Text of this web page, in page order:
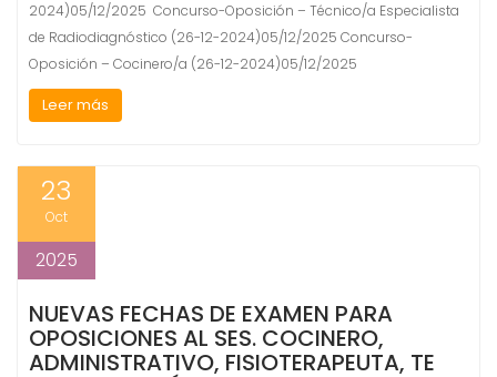
2024)05/12/2025 Concurso-Oposición – Técnico/a Especialista
de Radiodiagnóstico (26-12-2024)05/12/2025 Concurso-
Oposición – Cocinero/a (26-12-2024)05/12/2025
Leer más
23
Oct
2025
NUEVAS FECHAS DE EXAMEN PARA
OPOSICIONES AL SES. COCINERO,
ADMINISTRATIVO, FISIOTERAPEUTA, TE